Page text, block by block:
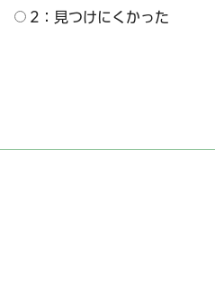
2：見つけにくかった